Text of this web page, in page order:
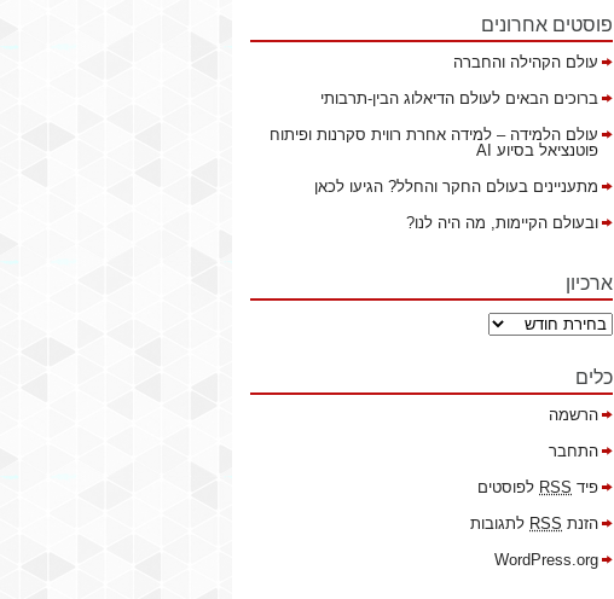
פוסטים אחרונים
עולם הקהילה והחברה
ברוכים הבאים לעולם הדיאלוג הבין-תרבותי
עולם הלמידה – למידה אחרת רווית סקרנות ופיתוח
פוטנציאל בסיוע AI
מתעניינים בעולם החקר והחלל? הגיעו לכאן
ובעולם הקיימות, מה היה לנו?
ארכיון
כלים
הרשמה
התחבר
פיד RSS לפוסטים
הזנת RSS לתגובות
WordPress.org